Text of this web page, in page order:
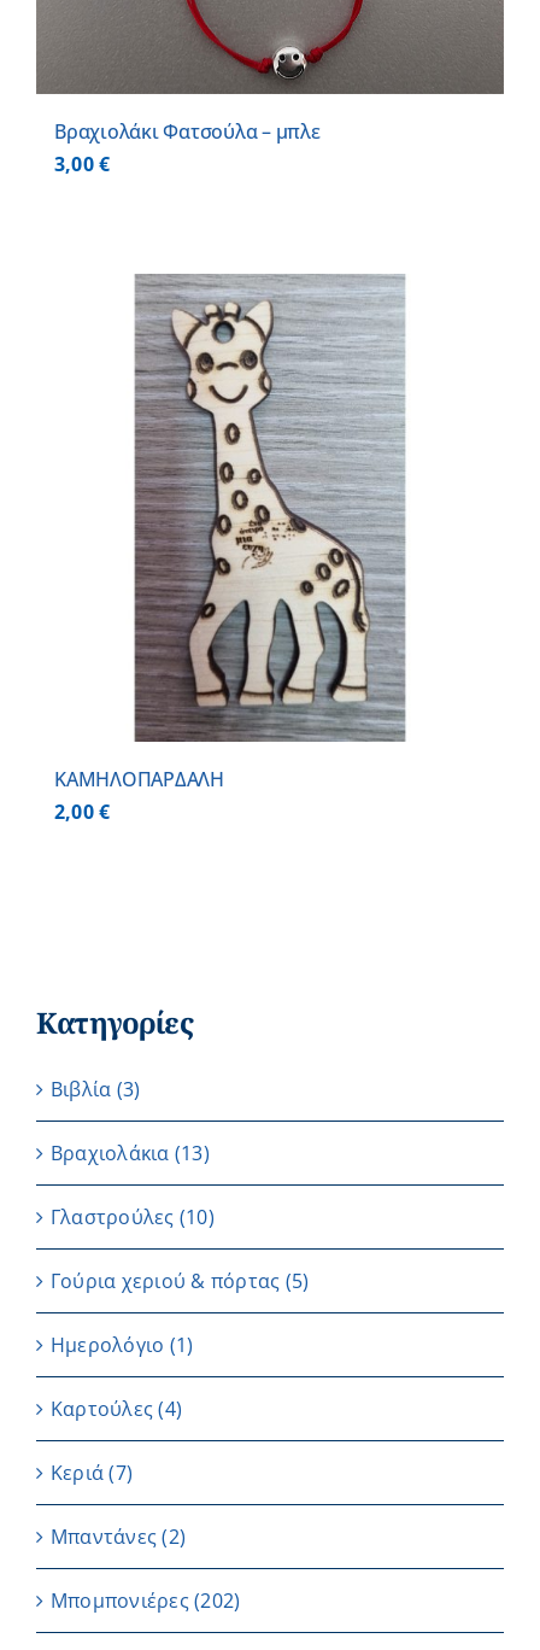
Βραχιολάκι Φατσούλα – μπλε
3,00€
ΚΑΜΗΛΟΠΑΡΔΑΛΗ
2,00€
Κατηγορίες
Βιβλία (3)
Βραχιολάκια (13)
Γλαστρούλες (10)
Γούρια χεριού & πόρτας (5)
Ημερολόγιο (1)
Καρτούλες (4)
Κεριά (7)
Μπαντάνες (2)
Μπομπονιέρες(202)